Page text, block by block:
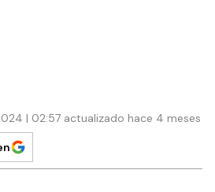
| 02:57 actualizado hace 4 meses